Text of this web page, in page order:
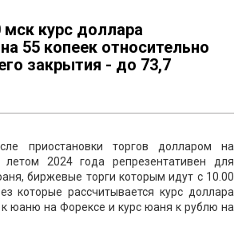
мск курс доллара
55 копеек относительно
закрытия - до 73,7
приостановки торгов долларом на
летом 2024 года репрезентативен для
биржевые торги которым идут с 10.00
которые рассчитывается курс доллара
к юаню на Форексе и курс юаня к рублю на